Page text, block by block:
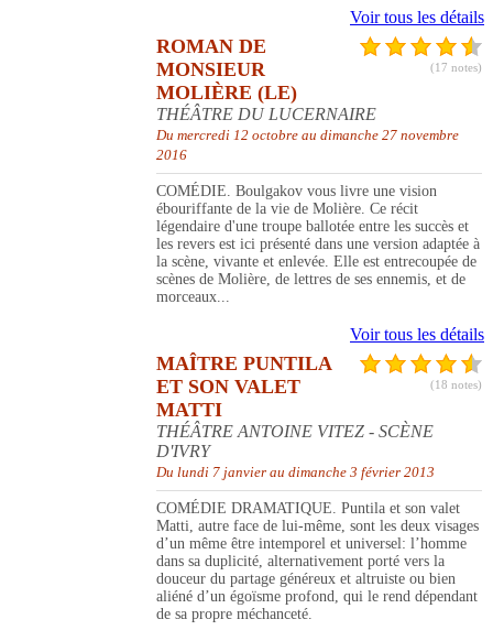
Voir tous les détails
(17 notes)
ROMAN DE
MONSIEUR
MOLIÈRE (LE)
THÉÂTRE DU LUCERNAIRE
Du mercredi 12 octobre au dimanche 27 novembre
2016
COMÉDIE. Boulgakov vous livre une vision
ébouriffante de la vie de Molière. Ce récit
légendaire d'une troupe ballotée entre les succès et
les revers est ici présenté dans une version adaptée à
la scène, vivante et enlevée. Elle est entrecoupée de
scènes de Molière, de lettres de ses ennemis, et de
morceaux...
Voir tous les détails
(18 notes)
MAÎTRE PUNTILA
ET SON VALET
MATTI
THÉÂTRE ANTOINE VITEZ - SCÈNE
D'IVRY
Du lundi 7 janvier au dimanche 3 février 2013
COMÉDIE DRAMATIQUE. Puntila et son valet
Matti, autre face de lui-même, sont les deux visages
d’un même être intemporel et universel: l’homme
dans sa duplicité, alternativement porté vers la
douceur du partage généreux et altruiste ou bien
aliéné d’un égoïsme profond, qui le rend dépendant
de sa propre méchanceté.